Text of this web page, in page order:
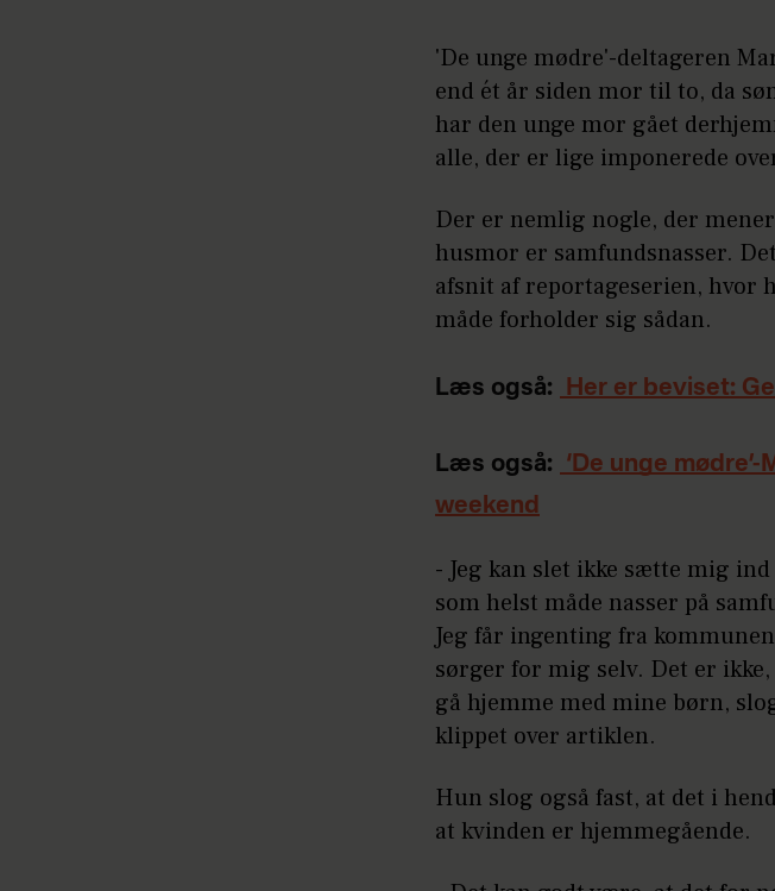
'De unge mødre'-deltageren
end ét år siden mor til to, da
har den unge mor gået
alle, der er lige imponerede
Der er nemlig nogle, der
husmor er samfundsnasser.
afsnit af reportageserien, hvor
måde forholder sig sådan.
Læs også: Her er beviset:
Læs også:
‘De unge
weekend
- Jeg kan slet ikke sætte mig
som helst måde nasser på
Jeg får ingenting fra
sørger for mig selv. Det er
gå hjemme med mine børn,
klippet over artiklen.
Hun slog også fast, at det i
at kvinden er hjemmegående.